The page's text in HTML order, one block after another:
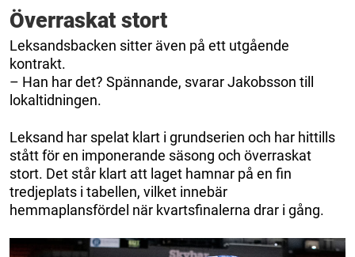
Överraskat stort
Leksandsbacken sitter även på ett utgående
kontrakt.
– Han har det? Spännande, svarar Jakobsson till
lokaltidningen.
Leksand har spelat klart i grundserien och har hittills
stått för en imponerande säsong och överraskat
stort. Det står klart att laget hamnar på en fin
tredjeplats i tabellen, vilket innebär
hemmaplansfördel när kvartsfinalerna drar i gång.